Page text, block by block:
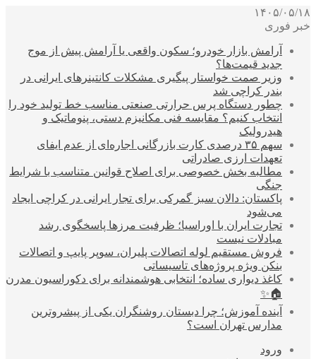
۱۴۰۵/۰۵/۱۸
خبر فوری
آرامش بازار خودرو؛ سکون واقعی یا آرامش پیش از موج
جدید قیمت‌ها؟
وزیر صمت خواستار پیگیری مشکلات کانتینرهای ایرانی در
بندر کراچی شد
چطور دستگاه پرس حرارتی صنعتی مناسب خط تولید خود را
انتخاب کنیم؟ مقایسه فنی مکانیزم دستی، پنوماتیک و
هیدرولیک
سهم ۳۵ درصدی کارت بازرگانی اجاره‌ای از عدم ایفای
تعهدات ارزی صادراتی
مطالبه بخش خصوصی برای اصلاح قوانین متناسب با شرایط
جنگی
پاکستان: دالان سبز گمرکی برای تجار ایرانی در کراچی ایجاد
می‌شود
تجارت ایران با اوراسیا؛ ظرفیت مرزها پاسخگوی رشد
مبادلات نیست
فروش مستقیم لوله اتصالات پلیران، سوپر پایپ و اتصالات
بنکن ویژه پروژه‌های تاسیساتی
کاغذ دیواری ساده؛ انتخابی هوشمندانه برای دکوراسیون مدرن
🏠✨
آینده آموزش؛ چرا دبستان روشنگران یکی از پیشروترین
مدارس تهران است؟
ورود